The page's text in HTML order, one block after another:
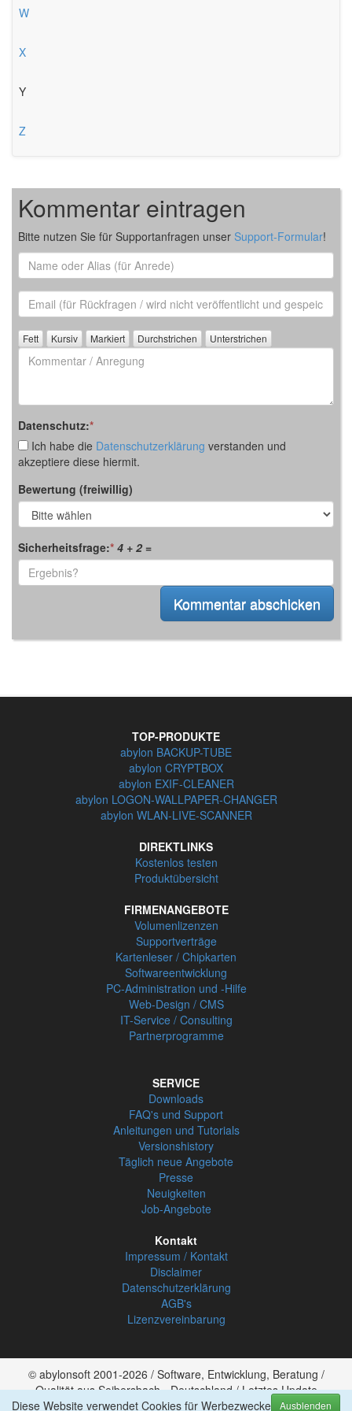
W
X
Y
Z
Kommentar eintragen
Bitte nutzen Sie für Supportanfragen unser Support-Formular!
Name
oder
Alias
Email
(für
Rückfrage)
Kommentar
/
Anregung
Datenschutz:*
Ich habe die Datenschutzerklärung verstanden und
akzeptiere diese hiermit.
Bewertung (freiwillig)
Sicherheitsfrage:* 4 + 2=
TOP-PRODUKTE
abylon BACKUP-TUBE
abylon CRYPTBOX
abylon EXIF-CLEANER
abylon LOGON-WALLPAPER-CHANGER
abylon WLAN-LIVE-SCANNER
DIREKTLINKS
Kostenlos testen
Produktübersicht
FIRMENANGEBOTE
Volumenlizenzen
Supportverträge
Kartenleser / Chipkarten
Softwareentwicklung
PC-Administration und -Hilfe
Web-Design / CMS
IT-Service / Consulting
Partnerprogramme
SERVICE
Downloads
FAQ's und Support
Anleitungen und Tutorials
Versionshistory
Täglich neue Angebote
Presse
Neuigkeiten
Job-Angebote
Kontakt
Impressum / Kontakt
Disclaimer
Datenschutzerklärung
AGB's
Lizenzvereinbarung
© abylonsoft 2001-2026 / Software, Entwicklung, Beratung /
Qualität aus Seibersbach - Deutschland / Letztes Update
30.07.2025
Ausblenden
Diese Website verwendet Cookies für Werbezwecke